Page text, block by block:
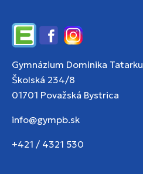
EdupageFacebookInstagram
Gymnázium Dominika Tatarku
Školská 234/8
01701 Považská Bystrica
info@gympb.sk
+421 / 4321 530